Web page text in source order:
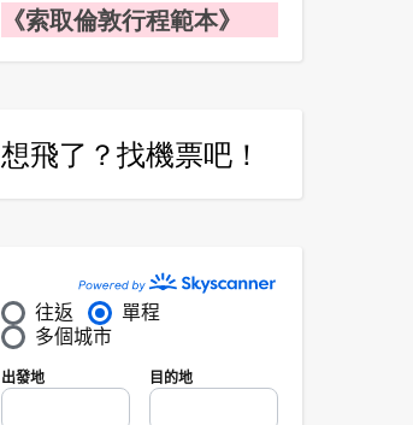
《索取倫敦行程範本》
想飛了？找機票吧！